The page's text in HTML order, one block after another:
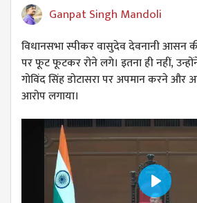
Ganpat Singh Mandoli
विधानसभा स्पीकर वासुदेव देवनानी आसन की
पर फूट फूटकर रोने लगे। इतना ही नहीं,
गोविंद सिंह डोटासरा पर अपमान करने और
आरोप लगाया।
Play